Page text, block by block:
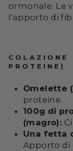
ormonale. Le
l'apporto di
PROTEINE)
Omelette
proteine.
100g di
(magro):
Una fetta
Apporto di